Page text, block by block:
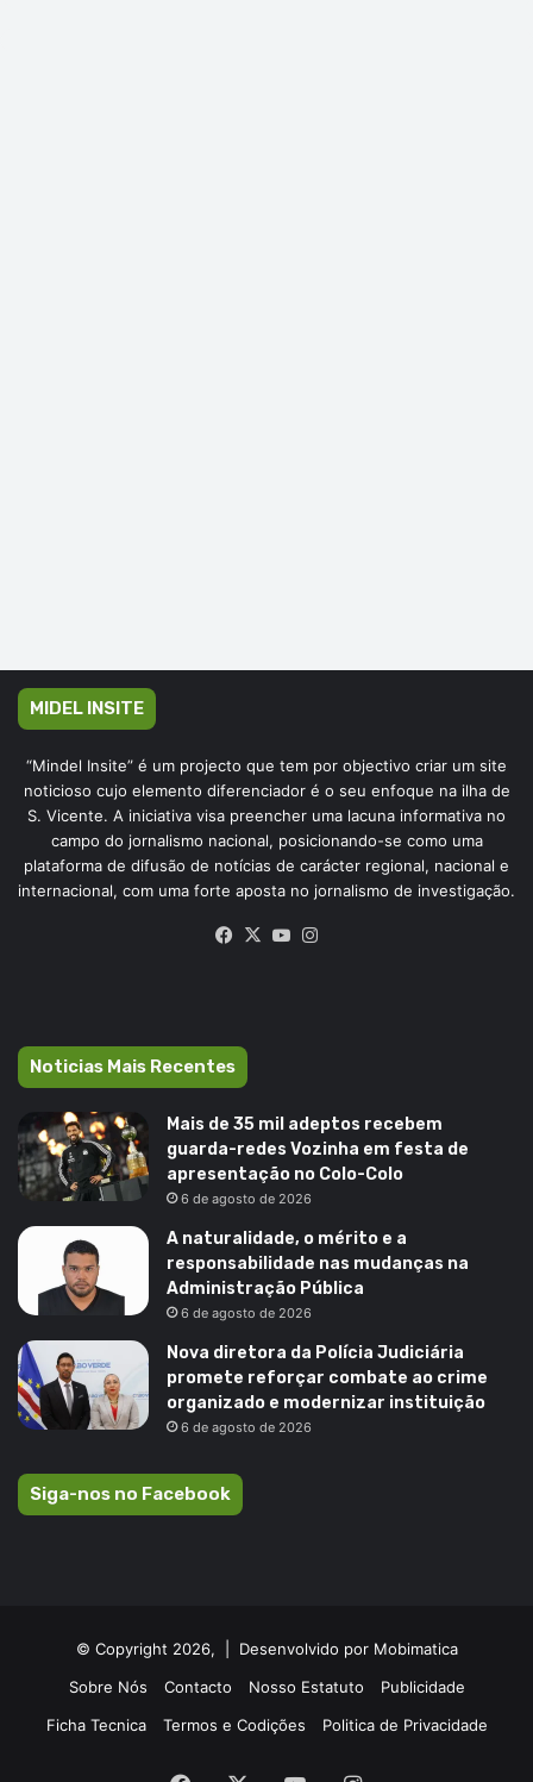
MIDEL INSITE
“Mindel Insite” é um projecto que tem por objectivo criar um site
noticioso cujo elemento diferenciador é o seu enfoque na ilha de
S. Vicente. A iniciativa visa preencher uma lacuna informativa no
campo do jornalismo nacional, posicionando-se como uma
plataforma de difusão de notícias de carácter regional, nacional e
internacional, com uma forte aposta no jornalismo de investigação.
Facebook
X YouTube
Noticias Mais Recentes
Mais de 35 mil adeptos recebem
guarda-redes Vozinha em festa de
apresentação no Colo-Colo
6 de agosto de 2026
A naturalidade, o mérito e a
responsabilidade nas mudanças na
Administração Pública
6 de agosto de 2026
Nova diretora da Polícia Judiciária
promete reforçar combate ao crime
organizado e modernizar instituição
6 de agosto de 2026
Siga-nos no Facebook
© Copyright 2026, | Desenvolvido por Mobimatica
Sobre Nós
Contacto Nosso Estatuto
Publicidade
Ficha Tecnica
Termos e Codições Politica de Privacidade